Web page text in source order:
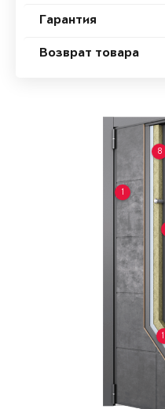
Гарантия
Возврат товара
1
8